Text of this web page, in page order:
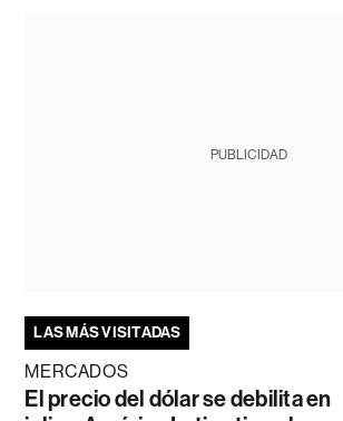
PUBLICIDAD
LAS MÁS VISITADAS
MERCADOS
El precio del dólar se debilita en